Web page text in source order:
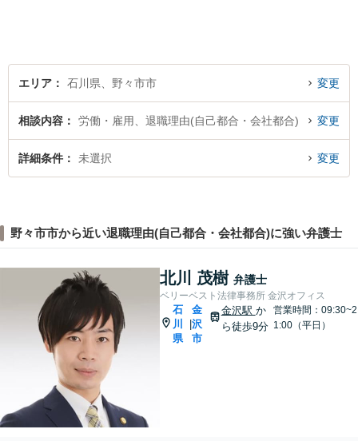
エリア 石川県、野々市市 変更
相談内容 労働・雇用、退職理由(自己都合・会社都合) 変更
詳細条件 未選択 変更
野々市市から近い退職理由(自己都合・会社都合)に強い弁護士
北川 茂樹 弁護士
ベリーベスト法律事務所 金沢オフィス
石
川
県
金
沢
市
金沢駅 か
ら徒歩9分
営業時間：09:30~2
1:00（平日）